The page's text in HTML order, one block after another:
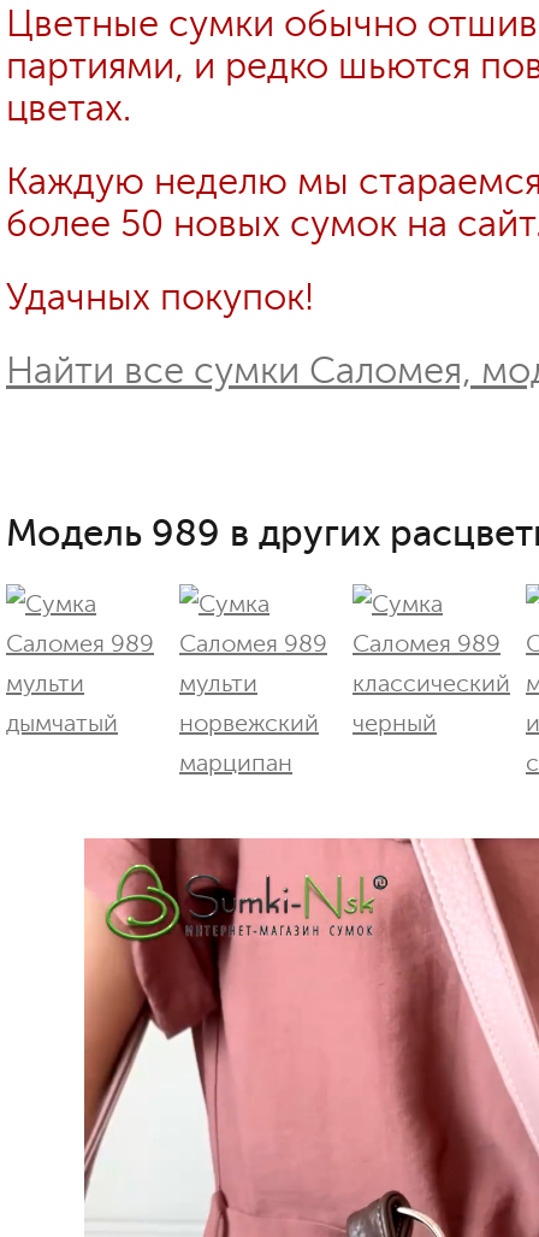
Цветные сумки обычно
партиями, и редко шьются
цветах.
Каждую неделю мы
более 50 новых сумок на
Удачных покупок!
Найти все сумки Саломея,
Модель 989 в других